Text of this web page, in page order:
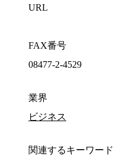
URL
FAX番号
08477-2-4529
業界
ビジネス
関連するキーワード